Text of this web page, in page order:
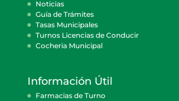
Noticias
Guía de Trámites
Tasas Municipales
Turnos Licencias de Conducir
Cocheria Municipal
Información Útil
Farmacias de Turno